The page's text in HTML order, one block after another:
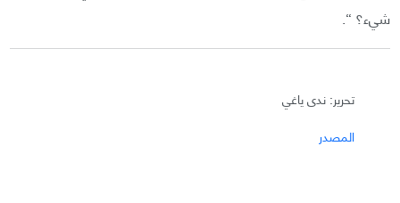
شيء؟ “.
تحرير: ندى ياغي
المصدر